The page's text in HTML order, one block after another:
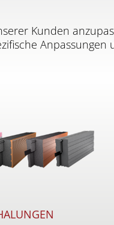
Kunden